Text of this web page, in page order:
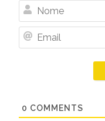
Nome
0 COMMENTS